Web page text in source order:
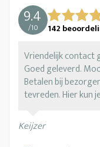
9.4
/10 142
Vriendelijk contact
Goed geleverd.
Betalen bij
tevreden. Hier kun
Keijzer